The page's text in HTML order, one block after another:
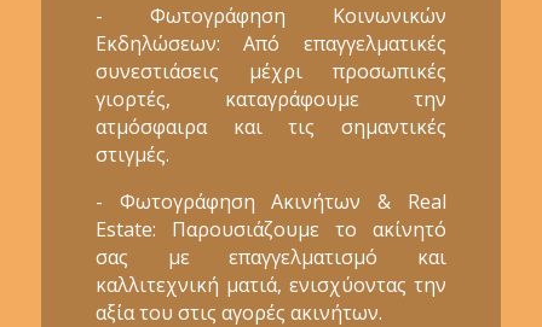
- Φωτογράφηση Κοινωνικών
Εκδηλώσεων: Από επαγγελματικές
συνεστιάσεις μέχρι προσωπικές
γιορτές, καταγράφουμε την
ατμόσφαιρα και τις σημαντικές
στιγμές.
- Φωτογράφηση Ακινήτων & Real
Estate: Παρουσιάζουμε το ακίνητό
σας με επαγγελματισμό και
καλλιτεχνική ματιά, ενισχύοντας την
αξία του στις αγορές ακινήτων.